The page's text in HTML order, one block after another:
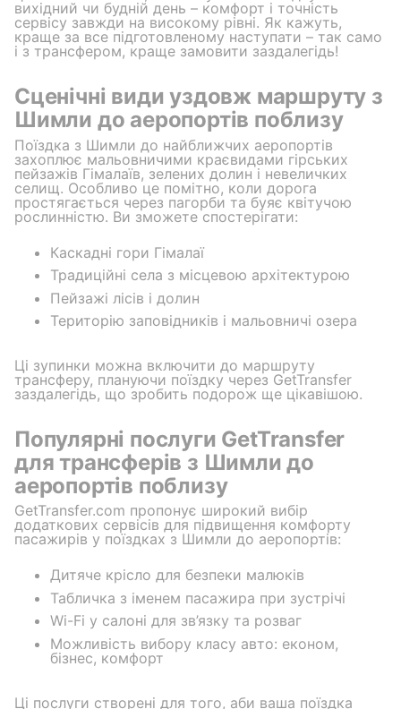
вихідний чи будній день – комфорт і точність
сервісу завжди на високому рівні. Як кажуть,
краще за все підготовленому наступати – так само
і з трансфером, краще замовити заздалегідь!
Сценічні види уздовж маршруту з
Шимли до аеропортів поблизу
Поїздка з Шимли до найближчих аеропортів
захоплює мальовничими краєвидами гірських
пейзажів Гімалаїв, зелених долин і невеличких
селищ. Особливо це помітно, коли дорога
простягається через пагорби та буяє квітучою
рослинністю. Ви зможете спостерігати:
Каскадні гори Гімалаї
Традиційні села з місцевою архітектурою
Пейзажі лісів і долин
Територію заповідників і мальовничі озера
Ці зупинки можна включити до маршруту
трансферу, плануючи поїздку через GetTransfer
заздалегідь, що зробить подорож ще цікавішою.
Популярні послуги GetTransfer
для трансферів з Шимли до
аеропортів поблизу
GetTransfer.com пропонує широкий вибір
додаткових сервісів для підвищення комфорту
пасажирів у поїздках з Шимли до аеропортів:
Дитяче крісло для безпеки малюків
Табличка з іменем пасажира при зустрічі
Wi-Fi у салоні для зв’язку та розваг
Можливість вибору класу авто: економ,
бізнес, комфорт
Ці послуги створені для того, аби ваша поїздка